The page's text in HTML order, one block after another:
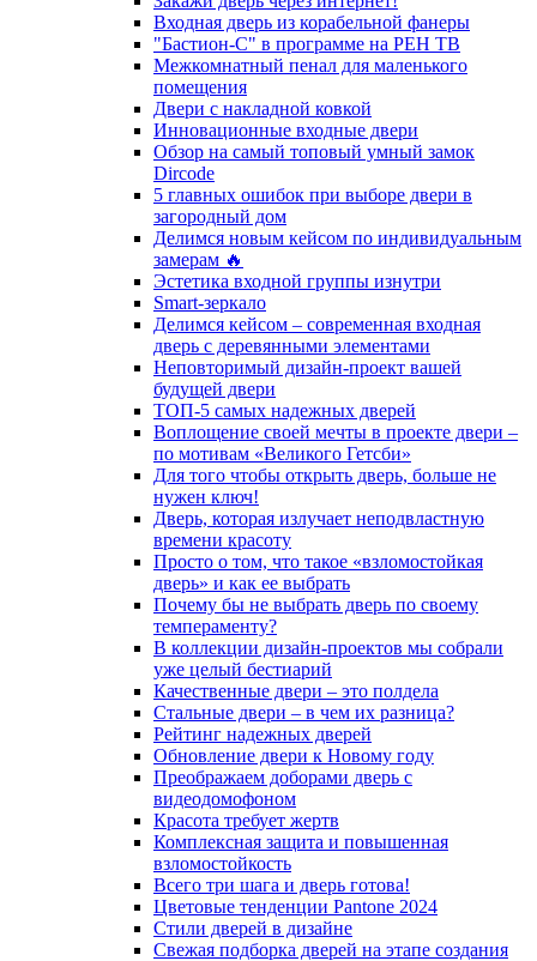
Входная дверь из корабельной фанеры
"Бастион-С" в программе на РЕН ТВ
Межкомнатный пенал для маленького
помещения
Двери с накладной ковкой
Инновационные входные двери
Обзор на самый топовый умный замок
Dircode
5 главных ошибок при выборе двери в
загородный дом
Делимся новым кейсом по индивидуальным
замерам 🔥
Эстетика входной группы изнутри
Smart-зеркало
Делимся кейсом – современная входная
дверь с деревянными элементами
Неповторимый дизайн-проект вашей
будущей двери
ТОП-5 самых надежных дверей
Воплощение своей мечты в проекте двери –
по мотивам «Великого Гетсби»
Для того чтобы открыть дверь, больше не
нужен ключ!
Дверь, которая излучает неподвластную
времени красоту
Просто о том, что такое «взломостойкая
дверь» и как ее выбрать
Почему бы не выбрать дверь по своему
темпераменту?
В коллекции дизайн-проектов мы собрали
уже целый бестиарий
Качественные двери – это полдела
Стальные двери – в чем их разница?
Рейтинг надежных дверей
Обновление двери к Новому году
Преображаем доборами дверь с
видеодомофоном
Красота требует жертв
Комплексная защита и повышенная
взломостойкость
Всего три шага и дверь готова!
Цветовые тенденции Pantone 2024
Стили дверей в дизайне
Свежая подборка дверей на этапе создания